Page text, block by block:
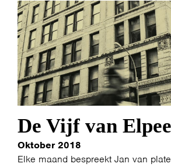
De Vijf van Elpee
Oktober 2018
Elke maand bespreekt Jan van